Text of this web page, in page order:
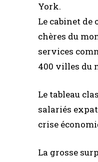
York.
Le cabinet
chères du
services
400 villes du
Le tableau
salariés
crise
La grosse